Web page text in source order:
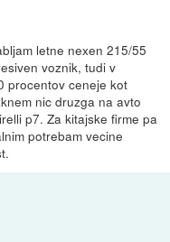
letne nexen 215/55
voznik, tudi v
procentov ceneje kot
nic druzga na avto
p7. Za kitajske firme pa
potrebam vecine